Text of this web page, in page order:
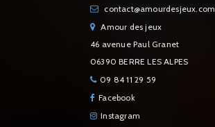
contact@amourdesjeux.com
Amour des jeux
46 avenue Paul Granet
06390 BERRE LES ALPES
09 84 11 29 59
Facebook
Instagram